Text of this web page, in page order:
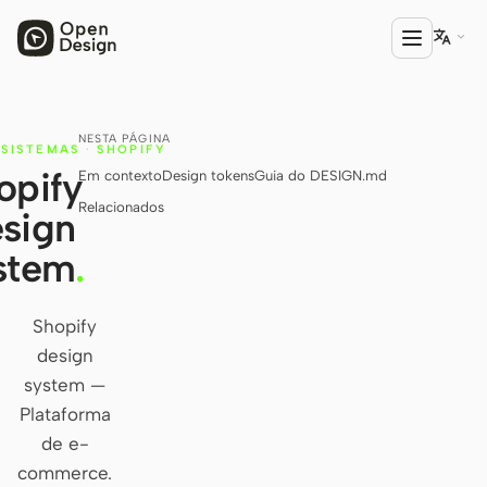
PRODUTO
Open Design
HTML Anything
HTML Video
Codex Slides
Open Design Plugin
Codex
Cursor Agent

NESTA PÁGINA
Em contextoDesign tokensGuia do DESIGN.md
Relacionados
SISTEMAS · SHOPIFY
.
Shopify
design
system —
Plataforma
de e-
commerce.